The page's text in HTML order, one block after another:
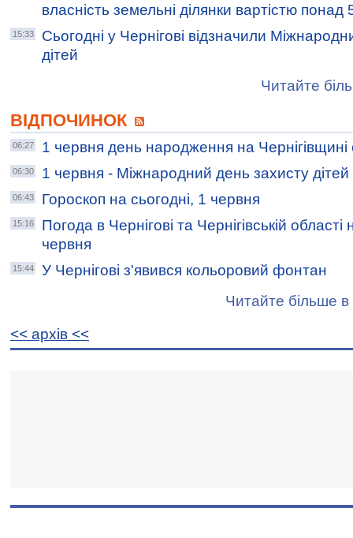
власність земельні ділянки вартістю понад
15:33
Сьогодні у Чернігові відзначили
дітей
Читайте
ВІДПОЧИНОК
06:27 1 червня день народження на Чернігівщині
06:30 1 червня - Міжнародний день захисту дітей
06:43 Гороскоп на сьогодні, 1 червня
15:16
Погода в Чернігові та Чернігівській області
червня
15:44
У Чернігові з'явився кольоровий фонтан
Читайте більше в
<< архiв <<